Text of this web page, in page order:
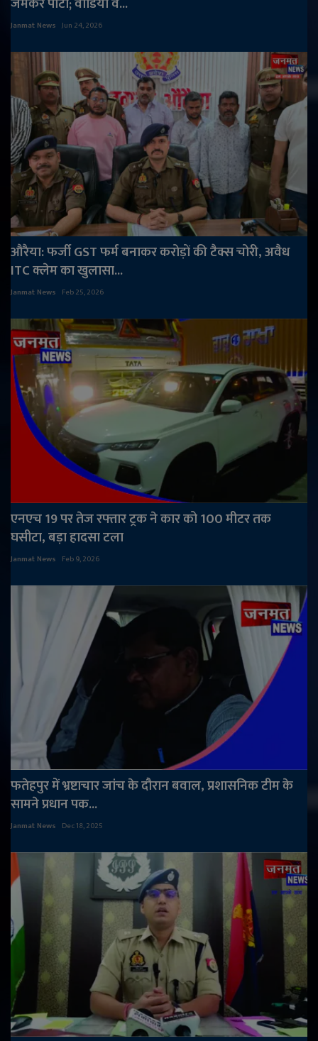
Janmat News Jun 24, 2026
औरैया: फर्जी GST फर्म बनाकर करोड़ों की टैक्स चोरी, अवैध
ITC क्लेम का खुलासा...
Janmat News Feb 25, 2026
एनएच 19 पर तेज रफ्तार ट्रक ने कार को 100 मीटर तक
घसीटा, बड़ा हादसा टला
Janmat News Feb 9, 2026
फतेहपुर में भ्रष्टाचार जांच के दौरान बवाल, प्रशासनिक टीम के
सामने प्रधान पक...
Janmat News Dec 18, 2025